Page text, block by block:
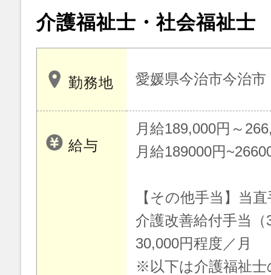
介護福祉士・社会福祉士
勤務地 愛媛県今治市今治市
給与
月給189,000円～
月給189000円
【その他手当】当
介護改善給付手当
30,000円程度／月
※以下は介護福祉士